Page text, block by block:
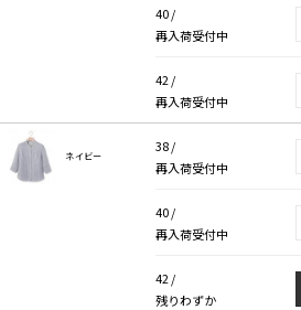
40 /
再入荷受付中
42 /
再入荷受付中
ネイビー
38 /
再入荷受付中
40 /
再入荷受付中
42 /
残りわずか